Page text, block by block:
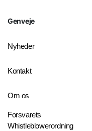
Genveje
Nyheder
Kontakt
Om os
Forsvarets
Whistleblowerordning